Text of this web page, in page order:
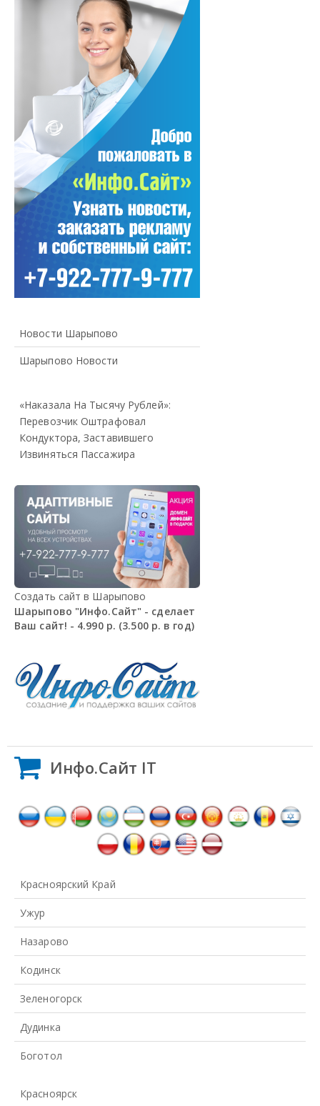
Новости Шарыпово
Шарыпово Новости
«Наказала На Тысячу Рублей»:
Перевозчик Оштрафовал
Кондуктора, Заставившего
Извиняться Пассажира
Создать сайт в Шарыпово
Шарыпово "Инфо.Сайт" - сделает
Ваш сайт! - 4.990 р. (3.500 р. в год)
Инфо.Сайт IT
Красноярский Край
Ужур
Назарово
Кодинск
Зеленогорск
Дудинка
Боготол
Красноярск